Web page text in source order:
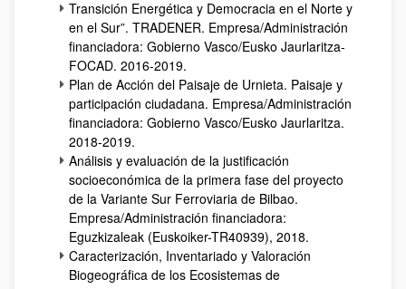
Transición Energética y Democracia en el Norte y
en el Sur”. TRADENER. Empresa/Administración
financiadora: Gobierno Vasco/Eusko Jaurlaritza-
FOCAD. 2016-2019.
Plan de Acción del Paisaje de Urnieta. Paisaje y
participación ciudadana. Empresa/Administración
financiadora: Gobierno Vasco/Eusko Jaurlaritza.
2018-2019.
Análisis y evaluación de la justificación
socioeconómica de la primera fase del proyecto
de la Variante Sur Ferroviaria de Bilbao.
Empresa/Administración financiadora:
Eguzkizaleak (Euskoiker-TR40939), 2018.
Caracterización, Inventariado y Valoración
Biogeográfica de los Ecosistemas de